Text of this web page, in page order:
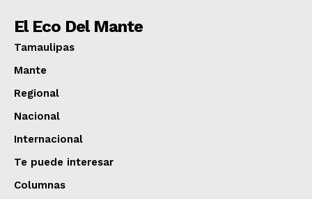
El Eco Del Mante
Tamaulipas
Mante
Regional
Nacional
Internacional
Te puede interesar
Columnas